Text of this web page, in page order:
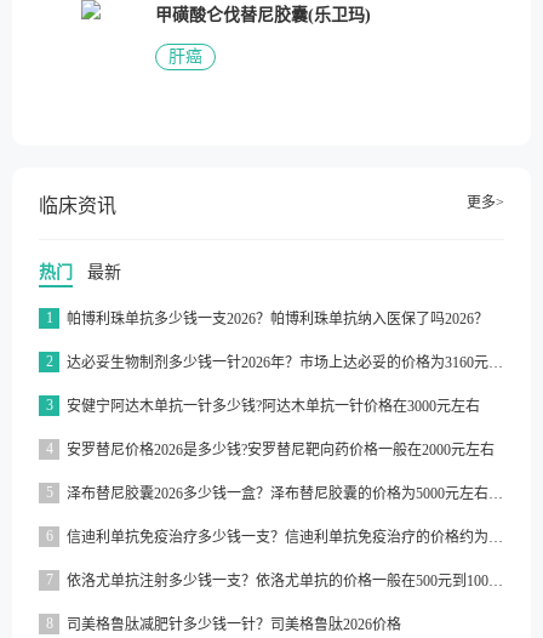
甲磺酸仑伐替尼胶囊(乐卫玛)
肝癌
临床资讯 更多>
热门 最新
1 帕博利珠单抗多少钱一支2026？帕博利珠单抗纳入医保了吗2026？
2 达必妥生物制剂多少钱一针2026年？市场上达必妥的价格为3160元/支左右
3 安健宁阿达木单抗一针多少钱?阿达木单抗一针价格在3000元左右
4 安罗替尼价格2026是多少钱?安罗替尼靶向药价格一般在2000元左右
5 泽布替尼胶囊2026多少钱一盒？泽布替尼胶囊的价格为5000元左右一盒
6 信迪利单抗免疫治疗多少钱一支？信迪利单抗免疫治疗的价格约为2843元一支
7 依洛尤单抗注射多少钱一支？依洛尤单抗的价格一般在500元到1000元之间一支
8 司美格鲁肽减肥针多少钱一针？司美格鲁肽2026价格